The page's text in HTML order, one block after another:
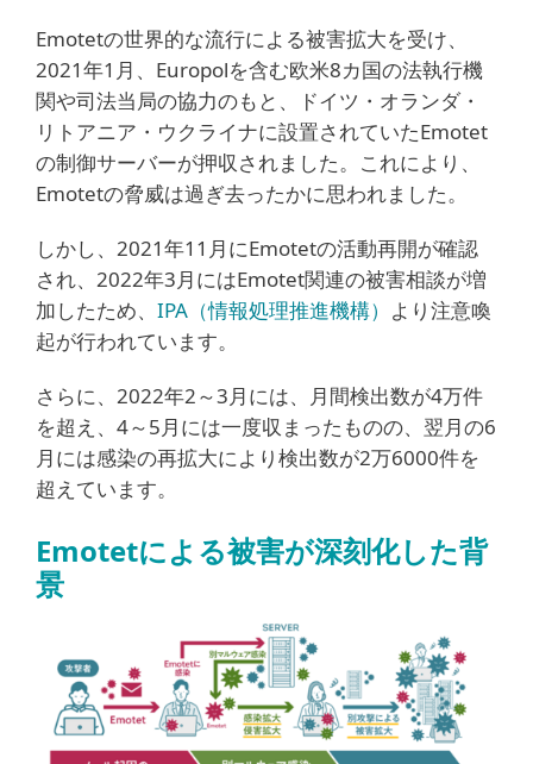
Emotetの世界的な流行による被害拡大を受け、
2021年1月、Europolを含む欧米8カ国の法執行機
関や司法当局の協力のもと、ドイツ・オランダ・
リトアニア・ウクライナに設置されていたEmotet
の制御サーバーが押収されました。これにより、
Emotetの脅威は過ぎ去ったかに思われました。
しかし、2021年11月にEmotetの活動再開が確認
され、2022年3月にはEmotet関連の被害相談が増
加したため、 IPA（情報処理推進機構） より注意喚
起が行われています。
さらに、2022年2～3月には、月間検出数が4万件
を超え、4～5月には一度収まったものの、翌月の6
月には感染の再拡大により検出数が2万6000件を
超えています。
Emotetによる被害が深刻化した背
景